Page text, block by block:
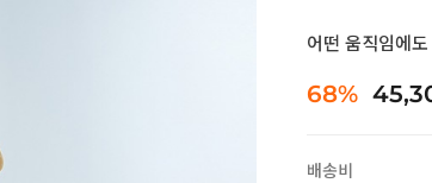
어떤 움직임에
68%
배송비